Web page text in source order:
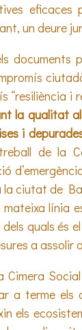
un deure
documents
la qualitat
i
de la
ciutat de
línia
quals és
a assolir
Cimera
a terme
els